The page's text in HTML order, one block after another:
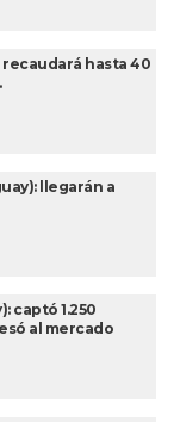
hasta 40
llegarán a
captó 1.250
al mercado